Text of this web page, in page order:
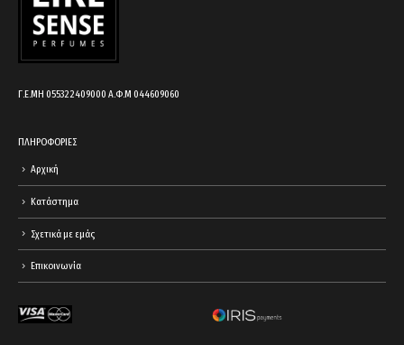
Γ.Ε.ΜΗ 055322409000 Α.Φ.Μ 044609060
ΠΛΗΡΟΦΟΡΙΕΣ
Αρχική
Κατάστημα
Σχετικά με εμάς
Επικοινωνία